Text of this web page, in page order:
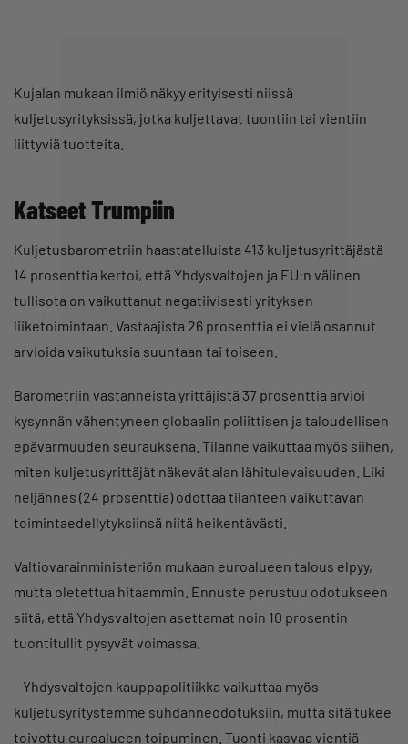
Kujalan mukaan ilmiö näkyy erityisesti niissä
kuljetusyrityksissä, jotka kuljettavat tuontiin tai vientiin
liittyviä tuotteita.
Katseet Trumpiin
Kuljetusbarometriin haastatelluista 413 kuljetusyrittäjästä
14 prosenttia kertoi, että Yhdysvaltojen ja EU:n välinen
tullisota on vaikuttanut negatiivisesti yrityksen
liiketoimintaan. Vastaajista 26 prosenttia ei vielä osannut
arvioida vaikutuksia suuntaan tai toiseen.
Barometriin vastanneista yrittäjistä 37 prosenttia arvioi
kysynnän vähentyneen globaalin poliittisen ja taloudellisen
epävarmuuden seurauksena. Tilanne vaikuttaa myös siihen,
miten kuljetusyrittäjät näkevät alan lähitulevaisuuden. Liki
neljännes (24 prosenttia) odottaa tilanteen vaikuttavan
toimintaedellytyksiinsä niitä heikentävästi.
Valtiovarainministeriön mukaan euroalueen talous elpyy,
mutta oletettua hitaammin. Ennuste perustuu odotukseen
siitä, että Yhdysvaltojen asettamat noin 10 prosentin
tuontitullit pysyvät voimassa.
– Yhdysvaltojen kauppapolitiikka vaikuttaa myös
kuljetusyritystemme suhdanneodotuksiin, mutta sitä tukee
toivottu euroalueen toipuminen. Tuonti kasvaa vientiä